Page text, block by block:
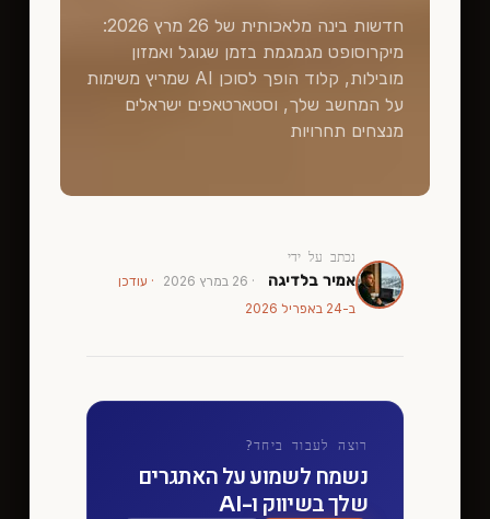
חדשות בינה מלאכותית של 26 מרץ 2026:
מיקרוסופט מגמגמת בזמן שגוגל ואמזון
מובילות, קלוד הופך לסוכן AI שמריץ משימות
על המחשב שלך, וסטארטאפים ישראלים
מנצחים תחרויות
נכתב על ידי
אמיר בלדיגה · 26 במרץ 2026
· עודכן
ב-24 באפריל 2026
רוצה לעבוד ביחד?
נשמח לשמוע על האתגרים
שלך בשיווק ו-AI